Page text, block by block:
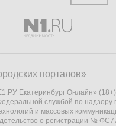
порталов»
Екатеринбург Онлайн» (18+)
службой по надзору
и массовых
о регистрации №